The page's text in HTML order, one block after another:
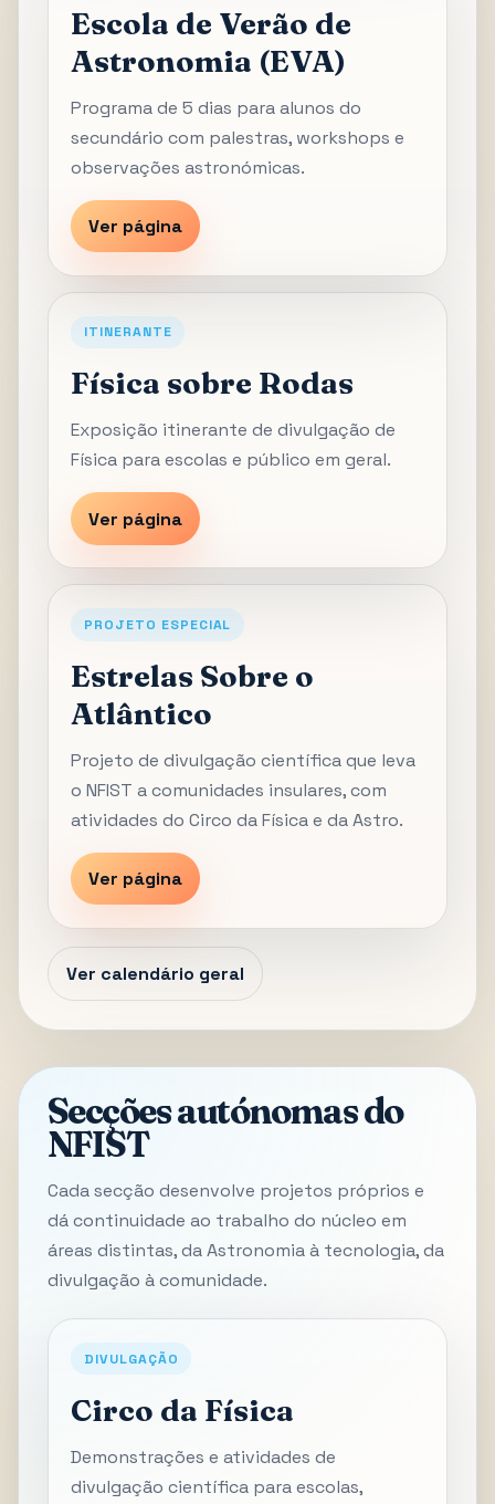
Escola de Verão de
Astronomia (EVA)
Programa de 5 dias para alunos do
secundário com palestras, workshops e
observações astronómicas.
Ver página
ITINERANTE
Física sobre Rodas
Exposição itinerante de divulgação de
Física para escolas e público em geral.
Ver página
PROJETO ESPECIAL
Estrelas Sobre o
Atlântico
Projeto de divulgação científica que leva
o NFIST a comunidades insulares, com
atividades do Circo da Física e da Astro.
Ver página
Ver calendário geral
Secções autónomas do
NFIST
Cada secção desenvolve projetos próprios e
dá continuidade ao trabalho do núcleo em
áreas distintas, da Astronomia à tecnologia, da
divulgação à comunidade.
DIVULGAÇÃO
Circo da Física
Demonstrações e atividades de
divulgação científica para escolas,